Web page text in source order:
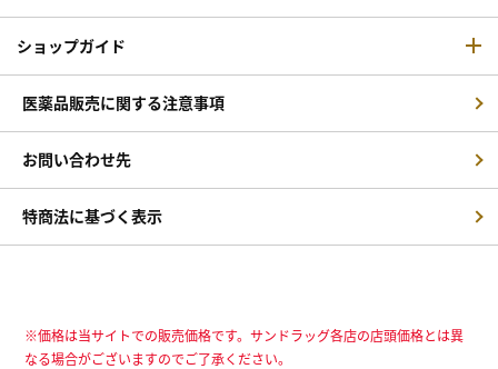
ショップガイド
医薬品販売に関する注意事項
お問い合わせ先
特商法に基づく表示
※価格は当サイトでの販売価格です。サンドラッグ各店の店頭価格とは異
なる場合がございますのでご了承ください。